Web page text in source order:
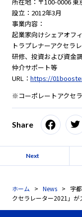
設立：2012年3月
事業内容：
起業家向けシェアオフ
トラプレナーアクセラ
研修、投資および資金
仲介サポート等
URL： https://
※コーポレートアクセ
Share
Next
ホーム News
宇
クセラレーター2021」が